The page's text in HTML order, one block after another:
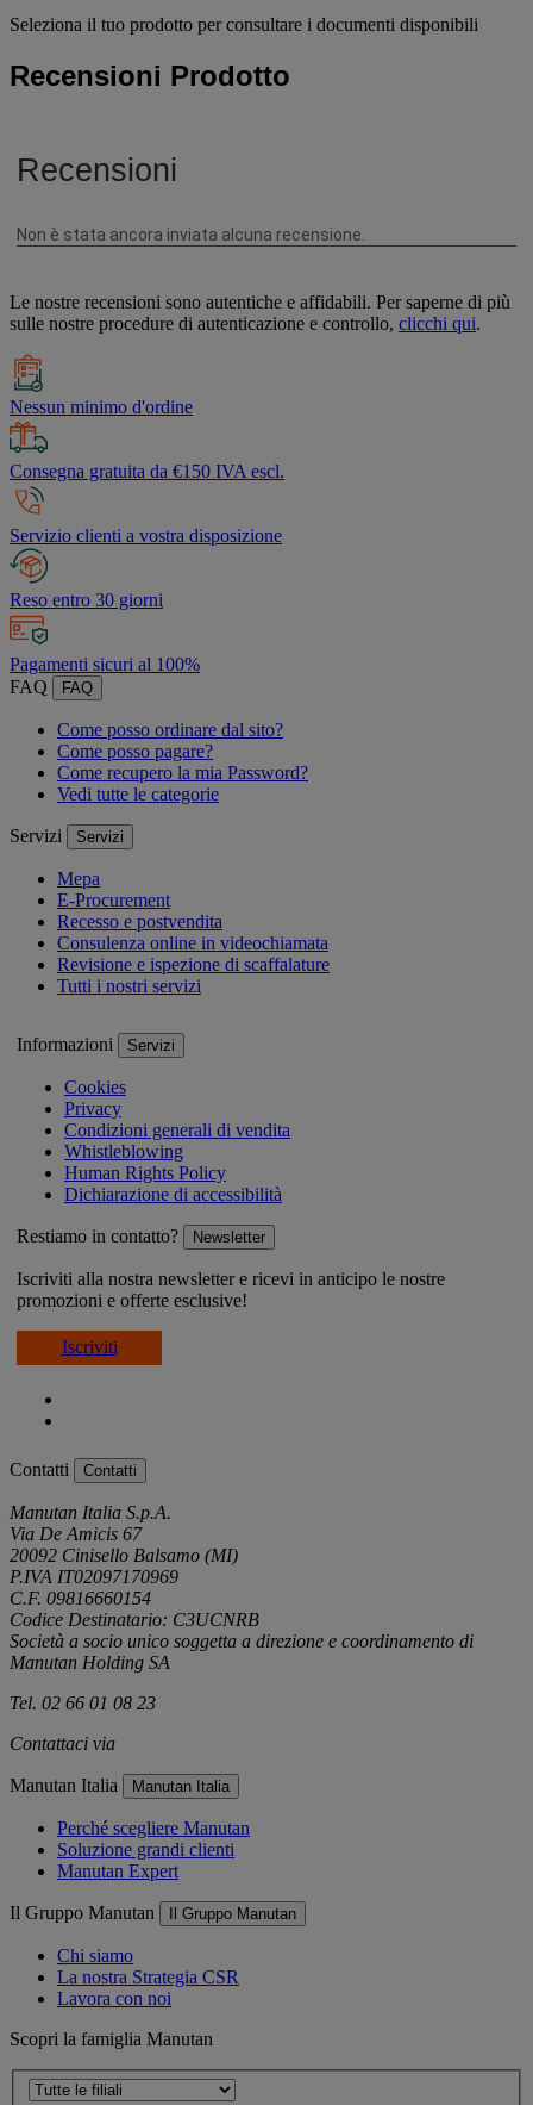
Seleziona il tuo prodotto per consultare i documenti disponibili
Recensioni Prodotto
Le nostre recensioni sono autentiche e affidabili. Per saperne di più
sulle nostre procedure di autenticazione e controllo, clicchi qui.
Nessun minimo d'ordine
Consegna gratuita da €150 IVA escl.
Servizio clienti a vostra disposizione
Reso entro 30 giorni
Pagamenti sicuri al 100%
FAQ
FAQ
Come posso ordinare dal sito?
Come posso pagare?
Come recupero la mia Password?
Vedi tutte le categorie
Servizi Servizi
Mepa
E-Procurement
Recesso e postvendita
Consulenza online in videochiamata
Revisione e ispezione di scaffalature
Tutti i nostri servizi
Informazioni Servizi
Cookies
Privacy
Condizioni generali di vendita
Whistleblowing
Human Rights Policy
Dichiarazione di accessibilità
Restiamo in contatto? Newsletter
Iscriviti alla nostra newsletter e ricevi in anticipo le nostre
promozioni e offerte esclusive!
Iscriviti
Contatti Contatti
Manutan Italia S.p.A.
Via De Amicis 67
20092 Cinisello Balsamo (MI)
P.IVA IT02097170969
C.F. 09816660154
Codice Destinatario: C3UCNRB
Società a socio unico soggetta a direzione e coordinamento di
Manutan Holding SA
Tel. 02 66 01 08 23
Contattaci via
Manutan Italia Manutan Italia
Perché scegliere Manutan
Soluzione grandi clienti
Manutan Expert
Il Gruppo Manutan Il Gruppo Manutan
Chi siamo
La nostra Strategia CSR
Lavora con noi
Scopri la famiglia Manutan